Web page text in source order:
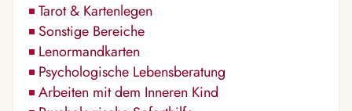
Tarot & Kartenlegen
Sonstige Bereiche
Lenormandkarten
Psychologische Lebensberatung
Arbeiten mit dem Inneren Kind